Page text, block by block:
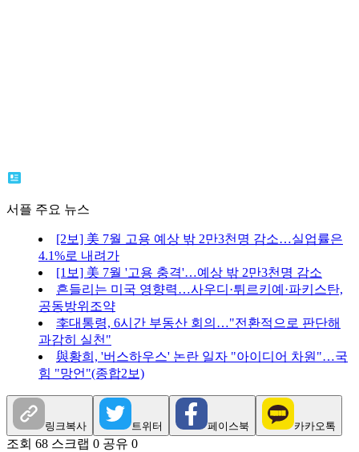
서플 주요 뉴스
[2보] 美 7월 고용 예상 밖 2만3천명 감소…실업률은
4.1%로 내려가
[1보] 美 7월 '고용 충격'…예상 밖 2만3천명 감소
흔들리는 미국 영향력…사우디·튀르키예·파키스탄,
공동방위조약
李대통령, 6시간 부동산 회의…"전환적으로 판단해
과감히 실천"
與황희, '버스하우스' 논란 일자 "아이디어 차원"…국
힘 "망언"(종합2보)
링크복사 트위터 페이스북 카카오톡
조회 68 스크랩 0 공유 0